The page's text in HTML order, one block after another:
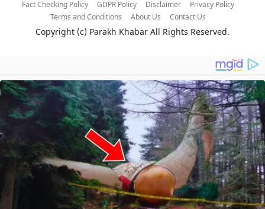
Fact Checking Policy
GDPR Policy Disclaimer
Privacy Policy
Terms and Conditions
About Us Contact Us
Copyright (c) Parakh Khabar All Rights Reserved.